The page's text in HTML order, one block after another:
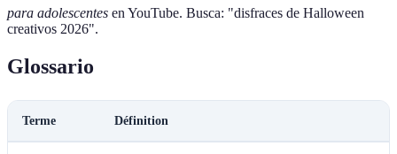
para adolescentes en YouTube. Busca: "disfraces de Halloween
creativos 2026".
Glossario
Terme Définition